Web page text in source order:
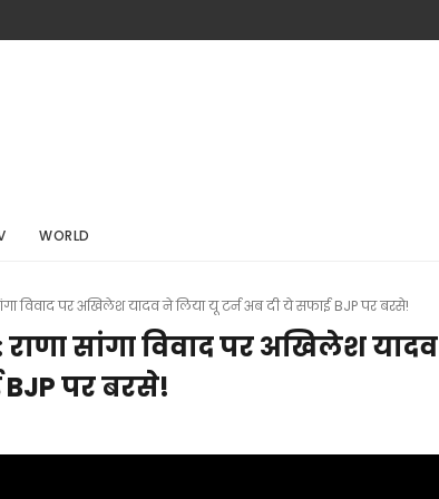
WORLD
विवाद पर अखिलेश यादव ने लिया यू टर्न अब दी ये सफाई BJP पर बरसे!
सांगा विवाद पर अखिलेश यादव
पर बरसे!